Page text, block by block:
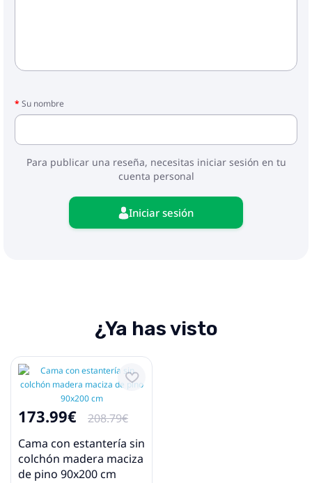
Su nombre
Para publicar una reseña, necesitas iniciar sesión en tu
cuenta personal
Iniciar sesión
¿Ya has visto
173.99€
208.79€
Cama con estantería sin
colchón madera maciza
de pino 90x200 cm